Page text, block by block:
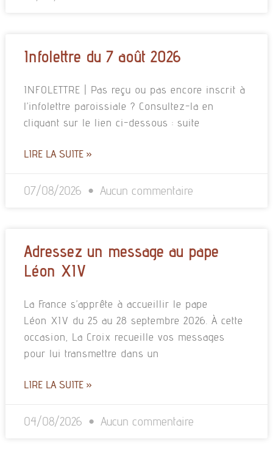
Infolettre du 7 août 2026
INFOLETTRE | Pas reçu ou pas encore inscrit à
l’infolettre paroissiale ? Consultez-la en
cliquant sur le lien ci-dessous : suite
LIRE LA SUITE »
07/08/2026 Aucun commentaire
Adressez un message au pape
Léon XIV
La France s’apprête à accueillir le pape
Léon XIV du 25 au 28 septembre 2026. À cette
occasion, La Croix recueille vos messages
pour lui transmettre dans un
LIRE LA SUITE »
04/08/2026 Aucun commentaire